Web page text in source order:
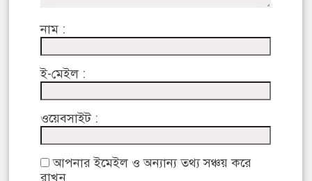
নাম :
ই-মেইল :
ওয়েবসাইট :
আপনার ইমেইল ও অন্যান্য তথ্য সঞ্চয় করে
রাখুন